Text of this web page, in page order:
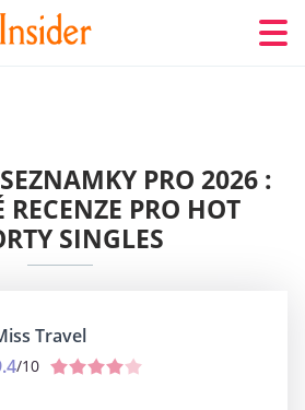
PRO 2026 :
RECENZE PRO HOT
SINGLES
Travel
/10